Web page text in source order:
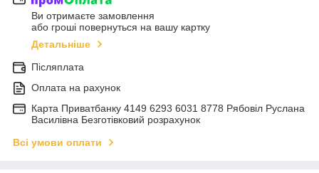
Ви отримаєте замовлення
або гроші повернуться на вашу картку
Детальніше
Післяплата
Оплата на рахунок
Карта Приватбанку 4149 6293 6031 8778 Рябовіл Руслана
Василівна Безготівковий розрахунок
Всі умови оплати